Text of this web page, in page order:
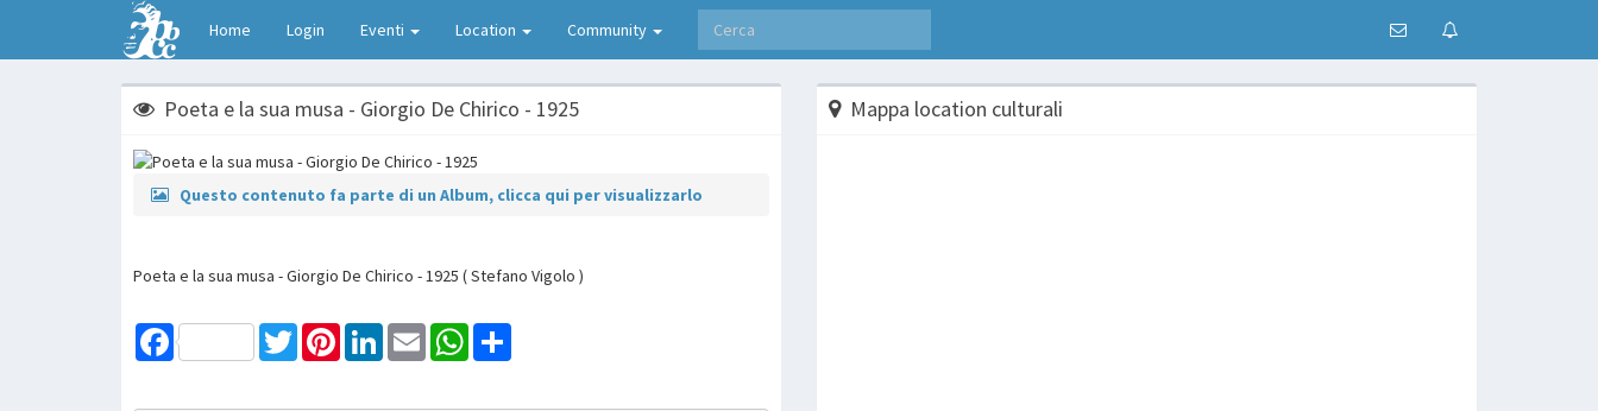
Home Login Eventi Location Community
Poeta e la sua musa - Giorgio De Chirico - 1925
Questo contenuto fa parte di un Album, clicca qui per visualizzarlo
Poeta e la sua musa - Giorgio De Chirico - 1925 ( Stefano Vigolo )
Facebook TwitterPinterestLinkedInEmail WhatsApp
Mappa location culturali